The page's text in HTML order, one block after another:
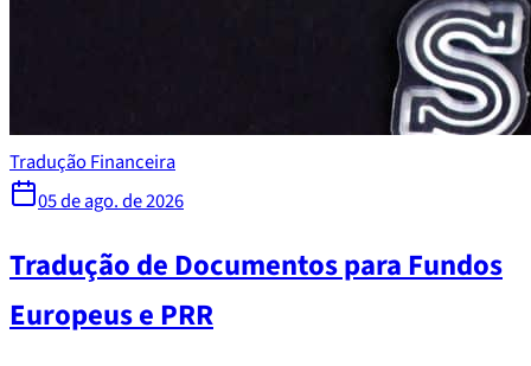
Tradução Financeira
05 de ago. de 2026
Tradução de Documentos para Fundos
Europeus e PRR